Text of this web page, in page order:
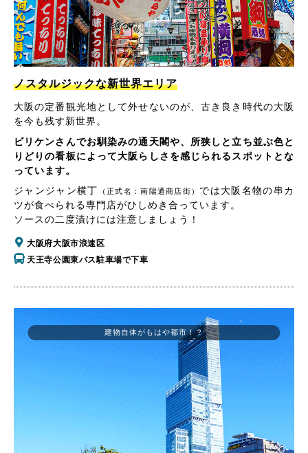
ノスタルジックな新世界エリア
大阪の定番観光地として外せないのが、古き良き時代の大阪
を今も残す新世界。
ビリケンさんでお馴染みの通天閣や、所狭しと立ち並ぶ色と
りどりの看板によって大阪らしさを感じられるスポットとな
っています。
ジャンジャン横丁
（正式名：南陽通商店街） では大阪名物の串カ
ツが食べられる専門店がひしめき合っています。
ソースの二度漬けには注意しましょう！
大阪府大阪市浪速区
天王寺公園東バス駐車場で下車
建物自体がもはや都市！？